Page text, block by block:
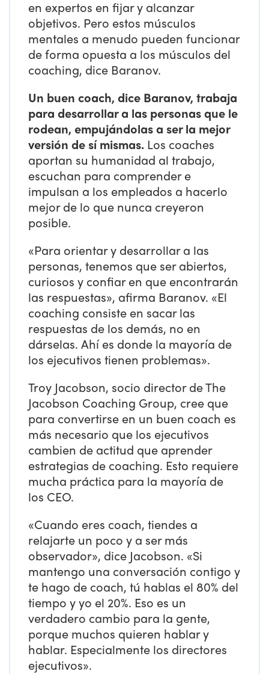
en expertos en fijar y alcanzar
objetivos. Pero estos músculos
mentales a menudo pueden funcionar
de forma opuesta a los músculos del
coaching, dice Baranov.
Un buen coach, dice Baranov, trabaja
para desarrollar a las personas que le
rodean, empujándolas a ser la mejor
versión de sí mismas. Los coaches
aportan su humanidad al trabajo,
escuchan para comprender e
impulsan a los empleados a hacerlo
mejor de lo que nunca creyeron
posible.
«Para orientar y desarrollar a las
personas, tenemos que ser abiertos,
curiosos y confiar en que encontrarán
las respuestas», afirma Baranov. «El
coaching consiste en sacar las
respuestas de los demás, no en
dárselas. Ahí es donde la mayoría de
los ejecutivos tienen problemas».
Troy Jacobson, socio director de The
Jacobson Coaching Group, cree que
para convertirse en un buen coach es
más necesario que los ejecutivos
cambien de actitud que aprender
estrategias de coaching. Esto requiere
mucha práctica para la mayoría de
los CEO.
«Cuando eres coach, tiendes a
relajarte un poco y a ser más
observador», dice Jacobson. «Si
mantengo una conversación contigo y
te hago de coach, tú hablas el 80% del
tiempo y yo el 20%. Eso es un
verdadero cambio para la gente,
porque muchos quieren hablar y
hablar. Especialmente los directores
ejecutivos».